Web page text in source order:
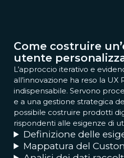
Come costruire
utente
L’approccio iterativo e
all’innovazione ha reso la UX
indispensabile. Servono
e a una gestione strategica
possibile costruire prodotti
rispondenti alle esigenze di
Definizione delle
Mappatura del